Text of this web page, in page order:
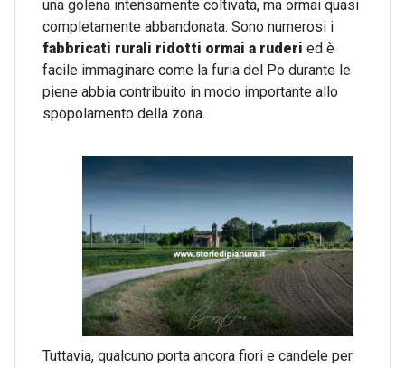
una golena intensamente coltivata, ma ormai quasi
completamente abbandonata. Sono numerosi i
fabbricati rurali ridotti ormai a ruderi ed è
facile immaginare come la furia del Po durante le
piene abbia contribuito in modo importante allo
spopolamento della zona.
Tuttavia, qualcuno porta ancora fiori e candele per